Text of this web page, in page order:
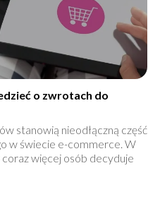
o zwrotach do
stanowią nieodłączną część
w świecie e-commerce. W
więcej osób decyduje